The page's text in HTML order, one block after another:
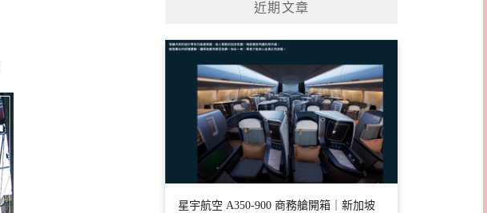
近期文章
星宇航空 A350-900 商務艙開箱｜新加坡